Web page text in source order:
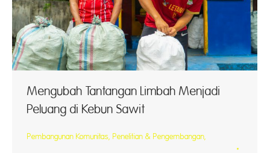
Mengubah Tantangan Limbah Menjadi
Peluang di Kebun Sawit
Pembangunan Komunitas, Penelitian & Pengembangan,